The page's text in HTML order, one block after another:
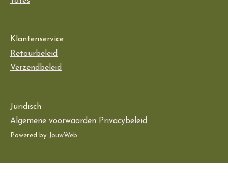
Klantenservice
Retourbeleid
Verzendbeleid
Juridisch
Algemene voorwaarden Privacybeleid
Powered by JouwWeb